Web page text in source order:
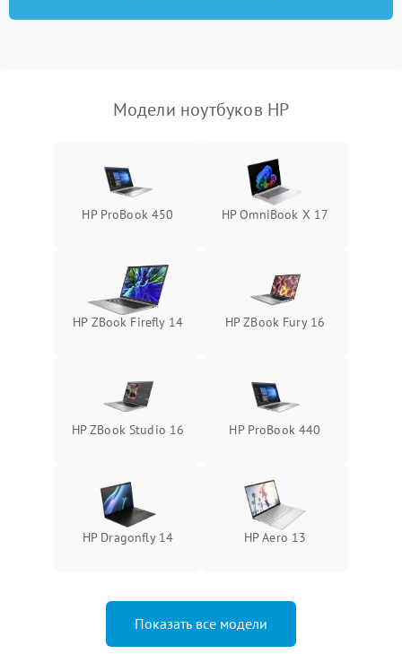
неисправности кулера
пропадание диска
оперативной памяти:
вылеты приложений,
Модели ноутбуков HP
HP ProBook 450 HP OmniBook X 17
HP ZBook Firefly 14 HP ZBook Fury 16
HP ZBook Studio 16 HP ProBook 440
HP Dragonfly 14 HP Aero 13
Показать все модели